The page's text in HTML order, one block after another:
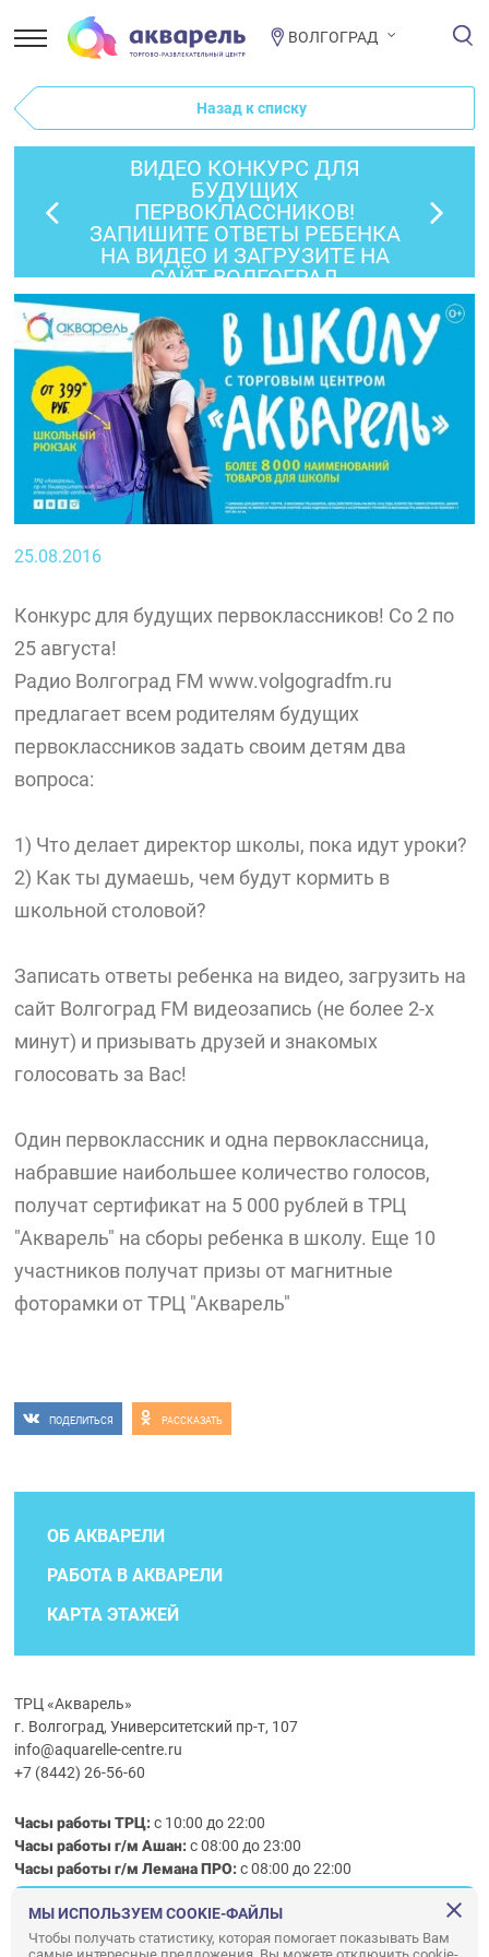
ВОЛГОГРАД
Назад к списку
ВИДЕО КОНКУРС ДЛЯ
БУДУЩИХ
ПЕРВОКЛАССНИКОВ!
ЗАПИШИТЕ ОТВЕТЫ РЕБЕНКА
НА ВИДЕО И ЗАГРУЗИТЕ НА
САЙТ ВОЛГОГРАД
FM.ПРИЗЫВАЙТЕ ДРУЗЕЙ И
ЗНАКОМЫХ ГОЛОСОВАТЬ ЗА
ВАС!
25.08.2016
Конкурс для будущих первоклассников! Со 2 по
25 августа!
Радио Волгоград FM www.volgogradfm.ru
предлагает всем родителям будущих
первоклассников задать своим детям два
вопроса:
1) Что делает директор школы, пока идут уроки?
2) Как ты думаешь, чем будут кормить в
школьной столовой?
Записать ответы ребенка на видео, загрузить на
сайт Волгоград FM видеозапись (не более 2-х
минут) и призывать друзей и знакомых
голосовать за Вас!
Один первоклассник и одна первоклассница,
набравшие наибольшее количество голосов,
получат сертификат на 5 000 рублей в ТРЦ
"Акварель" на сборы ребенка в школу. Еще 10
участников получат призы от магнитные
фоторамки от ТРЦ "Акварель"
ПОДЕЛИТЬСЯ РАССКАЗАТЬ
ОБ АКВАРЕЛИ
РАБОТА В АКВАРЕЛИ
КАРТА ЭТАЖЕЙ
ТРЦ «Акварель»
г. Волгоград, Университетский пр-т, 107
info@aquarelle-centre.ru
+7 (8442) 26-56-60
Часы работы ТРЦ:с 10:00 до 22:00
Часы работы г/м Ашан:с 08:00 до 23:00
Часы работыг/мЛемана ПРО:с 08:00 до 22:00
Правила посещения ТРЦ «Акварель»
МЫ ИСПОЛЬЗУЕМ COOKIE-ФАЙЛЫ
Чтобы получать статистику, которая помогает показывать Вам